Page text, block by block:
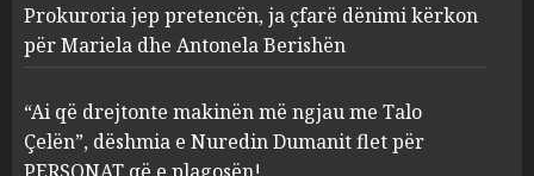
4
Prokuroria jep pretencën, ja
çfarë dënimi kërkon për
Berishën
MARCH 25, 2025
Prokuroria jep pretencën, ja çfarë dënimi kërkon
për Mariela dhe Antonela Berishën
“Ai që drejtonte makinën më ngjau me Talo
Çelën”, dëshmia e Nuredin Dumanit flet për
PERSONAT që e plagosën!